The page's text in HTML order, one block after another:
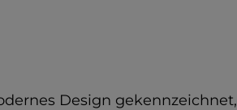
Design gekennzeichnet,